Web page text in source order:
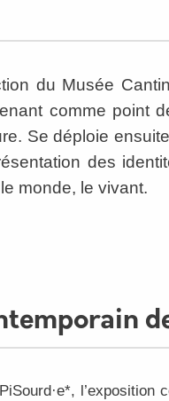
du Musée
comme point
Se déploie
des
monde, le vivant.
l’exposition